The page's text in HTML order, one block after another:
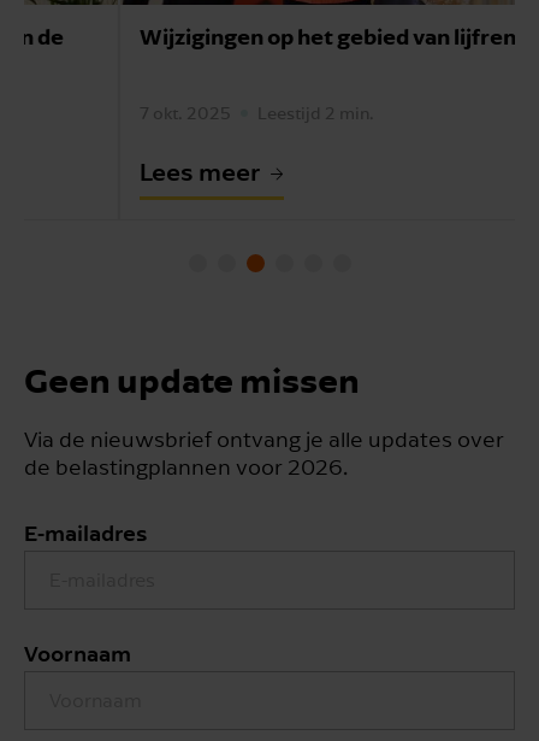
Wijzigingen op het gebied van lijfrentes
Leestijd 2 min.
Lees meer
Geen update missen
Via de nieuwsbrief ontvang je alle updates over
de belastingplannen voor 2026.
E-mailadres
Voornaam